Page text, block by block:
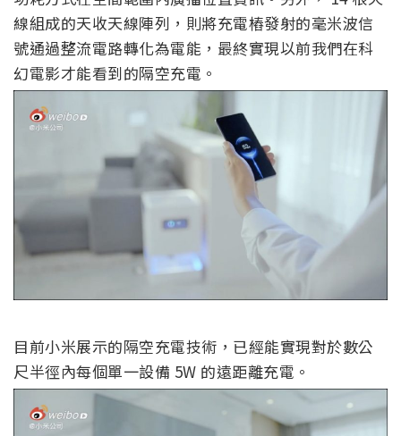
線組成的天收天線陣列，則將充電樁發射的毫米波信
號通過整流電路轉化為電能，最終實現以前我們在科
幻電影才能看到的隔空充電。
目前小米展示的隔空充電技術，已經能實現對於數公
尺半徑內每個單一設備 5W 的遠距離充電。